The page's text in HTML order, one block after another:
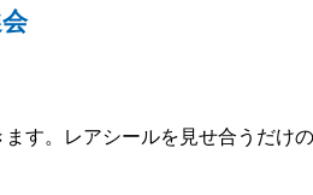
す。レアシールを見せ合うだけ